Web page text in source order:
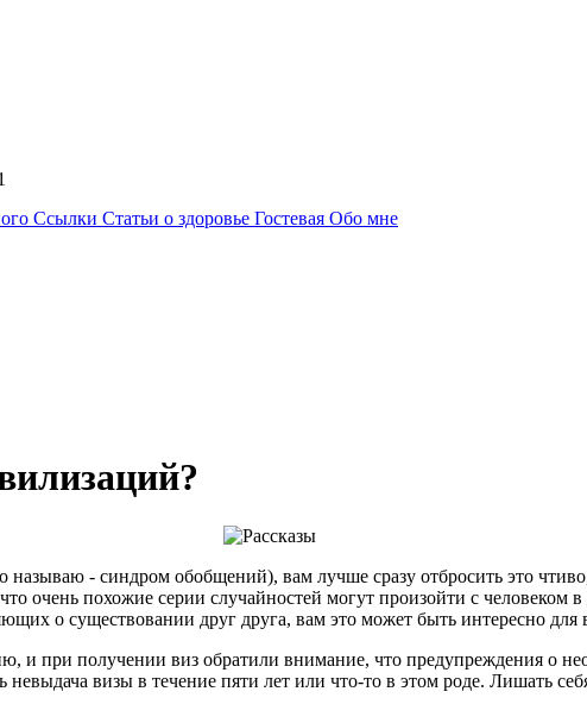
Ссылки Статьи о здоровье Гостевая Обо мне
- синдром обобщений), вам лучше сразу отбросить это
очень похожие серии случайностей могут произойти с человеком
о существовании друг друга, вам это может быть интересно
и при получении виз обратили внимание, что предупреждения о
визы в течение пяти лет или что-то в этом роде. Лишать